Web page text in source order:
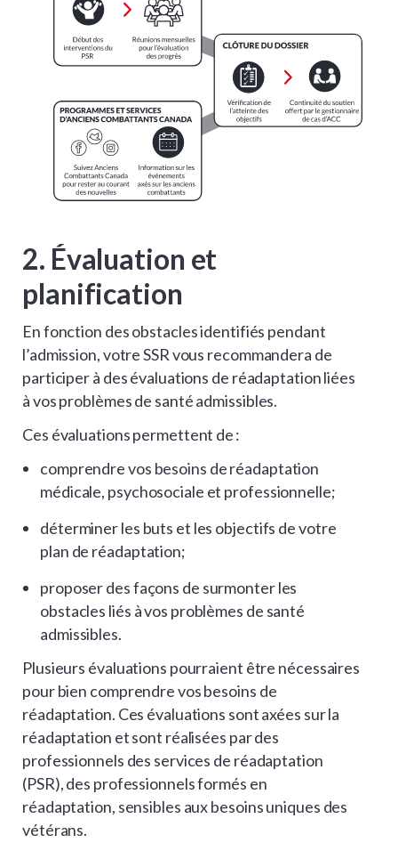
2. Évaluation et
planification
En fonction des obstacles identifiés pendant
l’admission, votre SSR vous recommandera de
participer à des évaluations de réadaptation liées
à vos problèmes de santé admissibles.
Ces évaluations permettent de :
comprendre vos besoins de réadaptation
médicale, psychosociale et professionnelle;
déterminer les buts et les objectifs de votre
plan de réadaptation;
proposer des façons de surmonter les
obstacles liés à vos problèmes de santé
admissibles.
Plusieurs évaluations pourraient être nécessaires
pour bien comprendre vos besoins de
réadaptation. Ces évaluations sont axées sur la
réadaptation et sont réalisées par des
professionnels des services de réadaptation
(PSR), des professionnels formés en
réadaptation, sensibles aux besoins uniques des
vétérans.